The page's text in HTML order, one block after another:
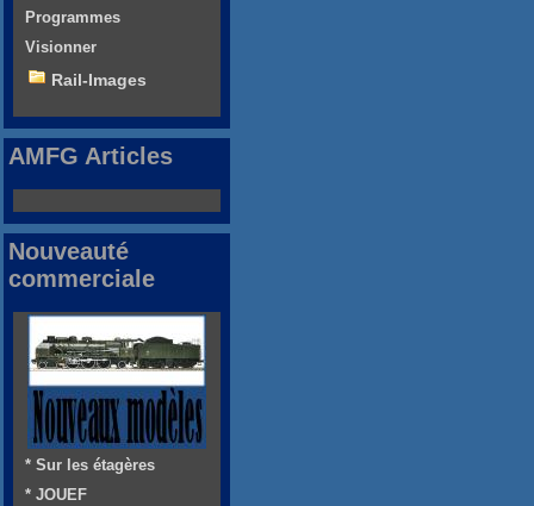
Programmes
Visionner
Rail-Images
AMFG Articles
Nouveauté
commerciale
* Sur les étagères
* JOUEF